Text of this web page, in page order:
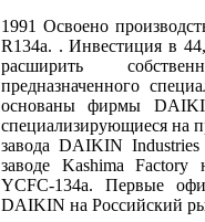
1991 Освоено
R134a. . Инвестиция в
расширить
предназначенного
основаны фирмы
специализирующиеся на
завода DAIKIN
заводе Kashima Factory
YCFC-134a. Первые
DAIKIN на Российский